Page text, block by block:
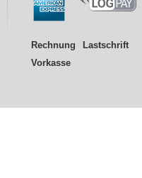
Rechnung
Lastschrift
Vorkasse